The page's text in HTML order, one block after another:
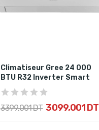
Climatiseur Gree 24 000
BTU R32 Inverter Smart
3 399,001 DT 3 099,001 DT